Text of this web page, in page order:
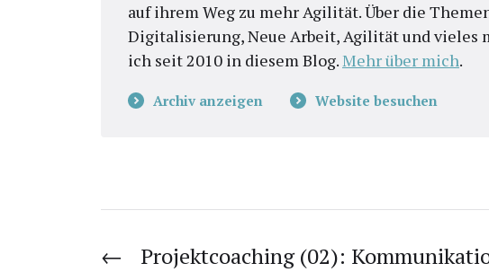
auf ihrem Weg zu mehr Agilität. Über die
Digitalisierung, Neue Arbeit, Agilität und vieles
ich seit 2010 in diesem Blog.Mehr über mich.
Archiv anzeigen Website besuchen
← Projektcoaching (02):